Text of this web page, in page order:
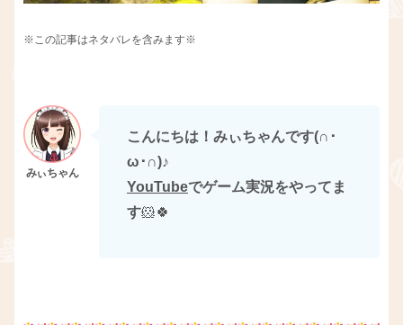
※この記事はネタバレを含みます※
こんにちは！みぃちゃんです(∩･
ω･∩)♪
YouTubeでゲーム実況をやってま
す🐹🍀